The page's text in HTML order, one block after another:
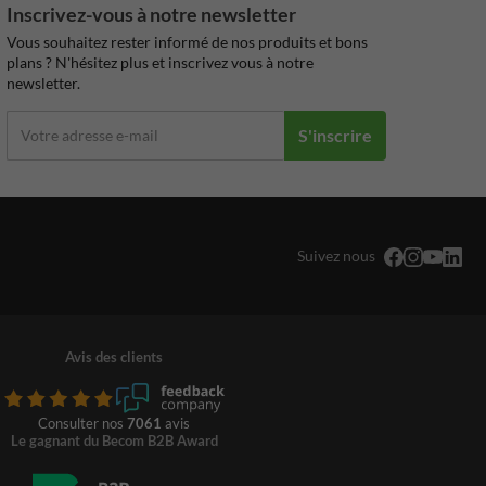
Inscrivez-vous à notre newsletter
Vous souhaitez rester informé de nos produits et bons
plans ? N'hésitez plus et inscrivez vous à notre
newsletter.
S'inscrire
Suivez nous
Avis des clients
Consulter nos 7061 avis
Le gagnant du Becom B2B Award